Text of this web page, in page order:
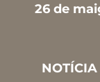
26 de
NOTÍCIA